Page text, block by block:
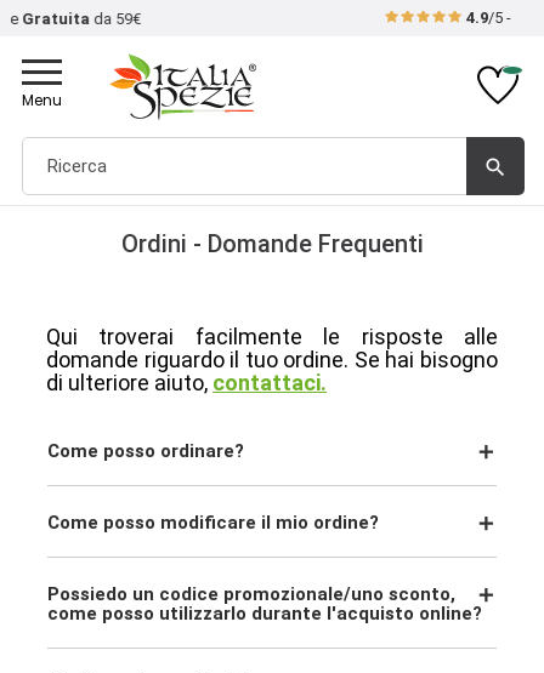
verificate
search
Toggle
navigation
Menu
Ordini - Domande Frequenti
Qui troverai facilmente le risposte alle
domande riguardo il tuo ordine. Se hai bisogno
di ulteriore aiuto, contattaci.
Come posso ordinare?
Come posso modificare il mio ordine?
Possiedo un codice promozionale/uno sconto,
come posso utilizzarlo durante l'acquisto online?